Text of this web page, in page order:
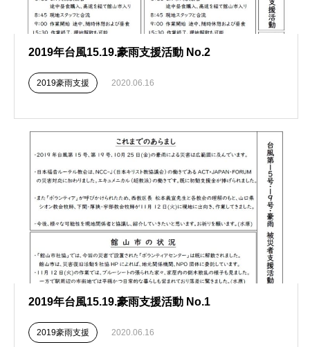
2019年台風15.19.豪雨支援活動 No.2
2019豪雨支援 2020.06.16
2019年台風15.19.豪雨支援活動 No.1
2019豪雨支援 2020.06.16